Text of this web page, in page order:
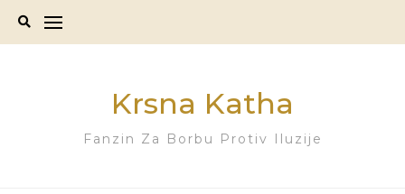
Krsna Katha
Fanzin Za Borbu Protiv Iluzije